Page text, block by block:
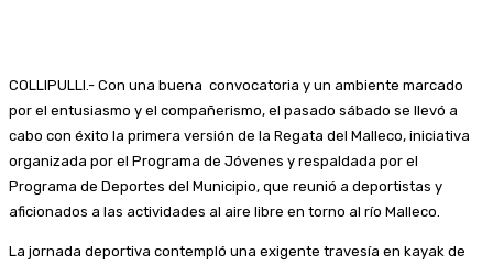
COLLIPULLI.- Con una buena convocatoria y un ambiente marcado
por el entusiasmo y el compañerismo, el pasado sábado se llevó a
cabo con éxito la primera versión de la Regata del Malleco, iniciativa
organizada por el Programa de Jóvenes y respaldada por el
Programa de Deportes del Municipio, que reunió a deportistas y
aficionados a las actividades al aire libre en torno al río Malleco.
La jornada deportiva contempló una exigente travesía en kayak de